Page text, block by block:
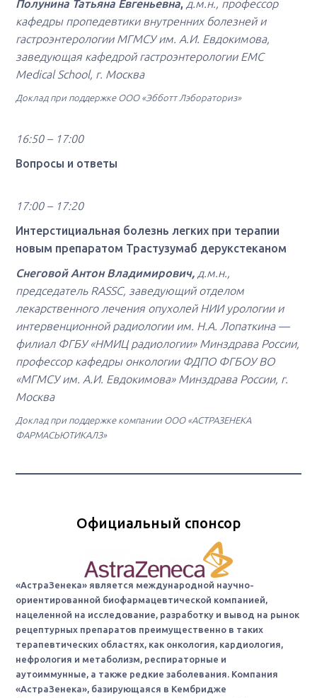
Полунина Татьяна Евгеньевна, д.м.н., профессор
кафедры пропедевтики внутренних болезней и
гастроэнтерологии МГМСУ им. А.И. Евдокимова,
заведующая кафедрой гастроэнтерологии EMC
Medical School, г. Москва
Доклад при поддержке ООО «Эбботт Лэбораториз»
16:50 – 17:00
Вопросы и ответы
17:00 – 17:20
Интерстициальная болезнь легких при терапии
новым препаратом Трастузумаб дерукстеканом
Снеговой Антон Владимирович, д.м.н.,
председатель RASSC, заведующий отделом
лекарственного лечения опухолей НИИ урологии и
интервенционной радиологии им. Н.А. Лопаткина —
филиал ФГБУ «НМИЦ радиологии» Минздрава России,
профессор кафедры онкологии ФДПО ФГБОУ ВО
«МГМСУ им. А.И. Евдокимова» Минздрава России, г.
Москва
Доклад при поддержке компании ООО «АСТРАЗЕНЕКА
ФАРМАСЬЮТИКАЛЗ»
Официальный спонсор
«АстраЗенека» является международной научно-
ориентированной биофармацевтической компанией,
нацеленной на исследование, разработку и вывод на рынок
рецептурных препаратов преимущественно в таких
терапевтических областях, как онкология, кардиология,
нефрология и метаболизм, респираторные и
аутоиммунные, а также редкие заболевания. Компания
«АстраЗенека», базирующаяся в Кембридже